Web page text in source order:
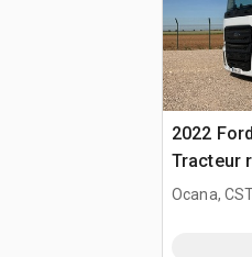
2022
Tracteur
Ocana,